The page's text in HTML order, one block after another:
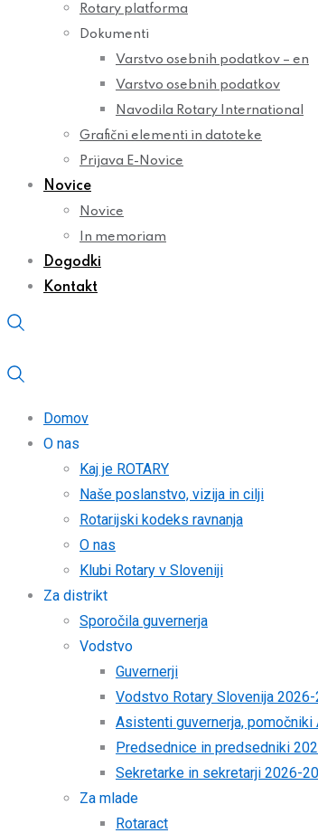
Rotary platforma
Dokumenti
Varstvo osebnih podatkov – en
Varstvo osebnih podatkov
Navodila Rotary International
Grafični elementi in datoteke
Prijava E-Novice
Novice
Novice
In memoriam
Dogodki
Kontakt
Domov
O nas
Kaj je ROTARY
Naše poslanstvo, vizija in cilji
Rotarijski kodeks ravnanja
O nas
Klubi Rotary v Sloveniji
Za distrikt
Sporočila guvernerja
Vodstvo
Guvernerji
Vodstvo Rotary Slovenija
Asistenti guvernerja,
Predsednice in predsedniki
Sekretarke in sekretarji 2026-
Za mlade
Rotaract